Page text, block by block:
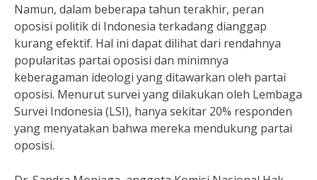
Namun, dalam beberapa tahun terakhir, peran
oposisi politik di Indonesia terkadang dianggap
kurang efektif. Hal ini dapat dilihat dari rendahnya
popularitas partai oposisi dan minimnya
keberagaman ideologi yang ditawarkan oleh partai
oposisi. Menurut survei yang dilakukan oleh Lembaga
Survei Indonesia (LSI), hanya sekitar 20% responden
yang menyatakan bahwa mereka mendukung partai
oposisi.